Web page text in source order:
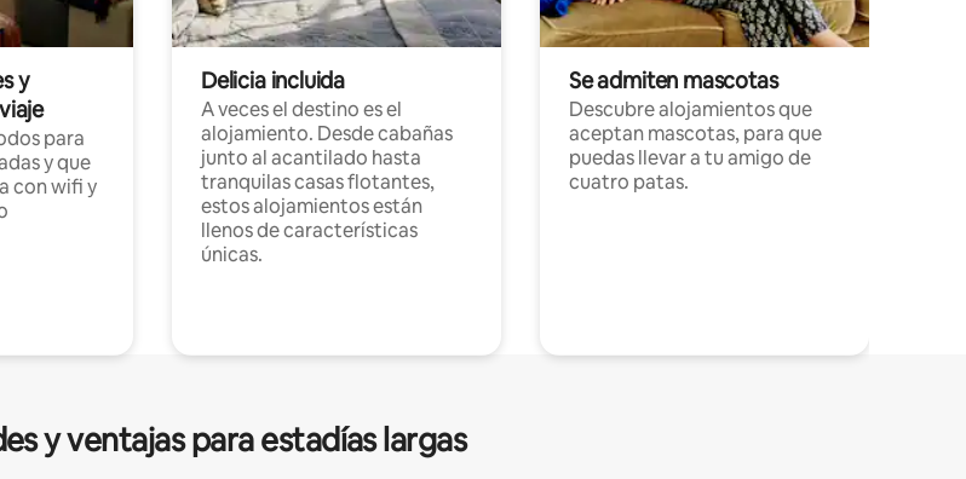
y
para
y que
con wifi y
Delicia incluida
A veces el destino es el
alojamiento. Desde cabañas
junto al acantilado hasta
tranquilas casas flotantes,
estos alojamientos están
llenos de características
únicas.
Se admiten mascotas
Descubre alojamientos que
aceptan mascotas, para que
puedas llevar a tu amigo de
cuatro patas.
y ventajas para estadías largas